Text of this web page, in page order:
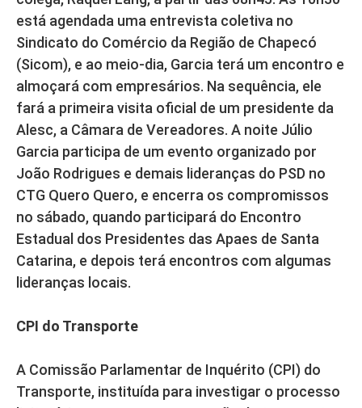
está agendada uma entrevista coletiva no
Sindicato do Comércio da Região de Chapecó
(Sicom), e ao meio-dia, Garcia terá um encontro e
almoçará com empresários. Na sequência, ele
fará a primeira visita oficial de um presidente da
Alesc, a Câmara de Vereadores. A noite Júlio
Garcia participa de um evento organizado por
João Rodrigues e demais lideranças do PSD no
CTG Quero Quero, e encerra os compromissos
no sábado, quando participará do Encontro
Estadual dos Presidentes das Apaes de Santa
Catarina, e depois terá encontros com algumas
lideranças locais.
CPI do Transporte
A Comissão Parlamentar de Inquérito (CPI) do
Transporte, instituída para investigar o processo